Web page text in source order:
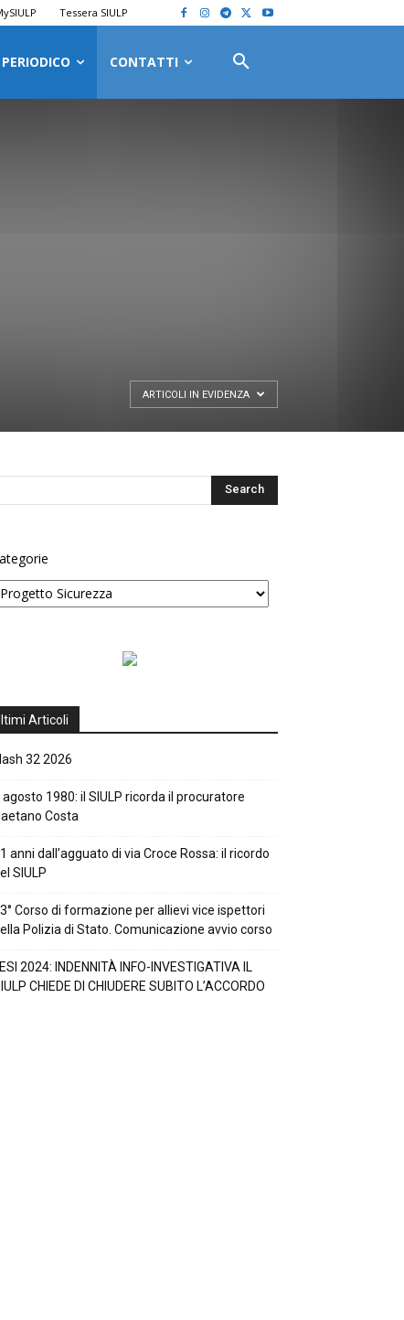
Tessera SIULP
PERIODICO CONTATTI
ARTICOLI IN EVIDENZA
Articoli
32 2026
agosto 1980: il SIULP ricorda il procuratore
Costa
anni dall’agguato di via Croce Rossa: il ricordo
SIULP
Corso di formazione per allievi vice ispettori
Polizia di Stato. Comunicazione avvio corso
2024: INDENNITÀ INFO-INVESTIGATIVA IL
CHIEDE DI CHIUDERE SUBITO L’ACCORDO